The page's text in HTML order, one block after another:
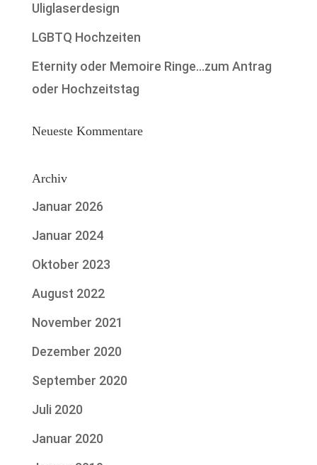
Uliglaserdesign
LGBTQ Hochzeiten
Eternity oder Memoire Ringe…zum Antrag
oder Hochzeitstag
Neueste Kommentare
Archiv
Januar 2026
Januar 2024
Oktober 2023
August 2022
November 2021
Dezember 2020
September 2020
Juli 2020
Januar 2020